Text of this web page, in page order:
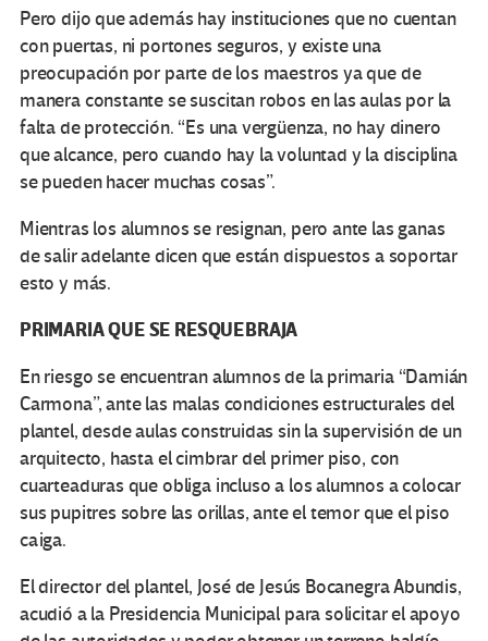
Pero dijo que además hay instituciones que no cuentan
con puertas, ni portones seguros, y existe una
preocupación por parte de los maestros ya que de
manera constante se suscitan robos en las aulas por la
falta de protección. “Es una vergüenza, no hay dinero
que alcance, pero cuando hay la voluntad y la disciplina
se pueden hacer muchas cosas”.
Mientras los alumnos se resignan, pero ante las ganas
de salir adelante dicen que están dispuestos a soportar
esto y más.
PRIMARIA QUE SE RESQUEBRAJA
En riesgo se encuentran alumnos de la primaria “Damián
Carmona”, ante las malas condiciones estructurales del
plantel, desde aulas construidas sin la supervisión de un
arquitecto, hasta el cimbrar del primer piso, con
cuarteaduras que obliga incluso a los alumnos a colocar
sus pupitres sobre las orillas, ante el temor que el piso
caiga.
El director del plantel, José de Jesús Bocanegra Abundis,
acudió a la Presidencia Municipal para solicitar el apoyo